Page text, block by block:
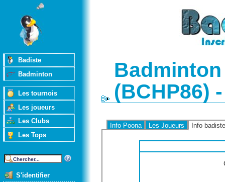
Badiste
Badminton
Les tournois
Les joueurs
Les Clubs
Les Tops
S'identifier
(BCHP86)
Info Poona Les Joueurs Info